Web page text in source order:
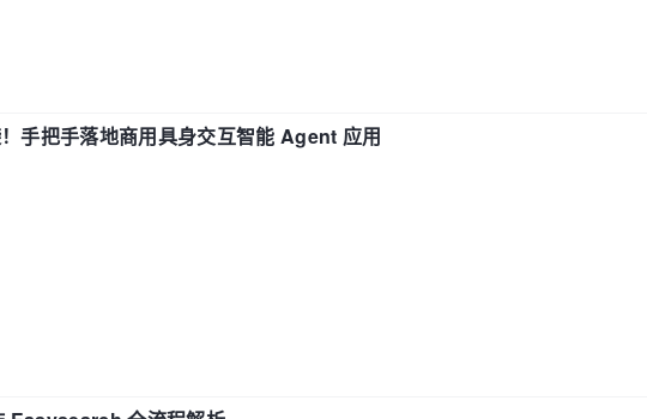
手把手落地商用具身交互智能 Agent 应用